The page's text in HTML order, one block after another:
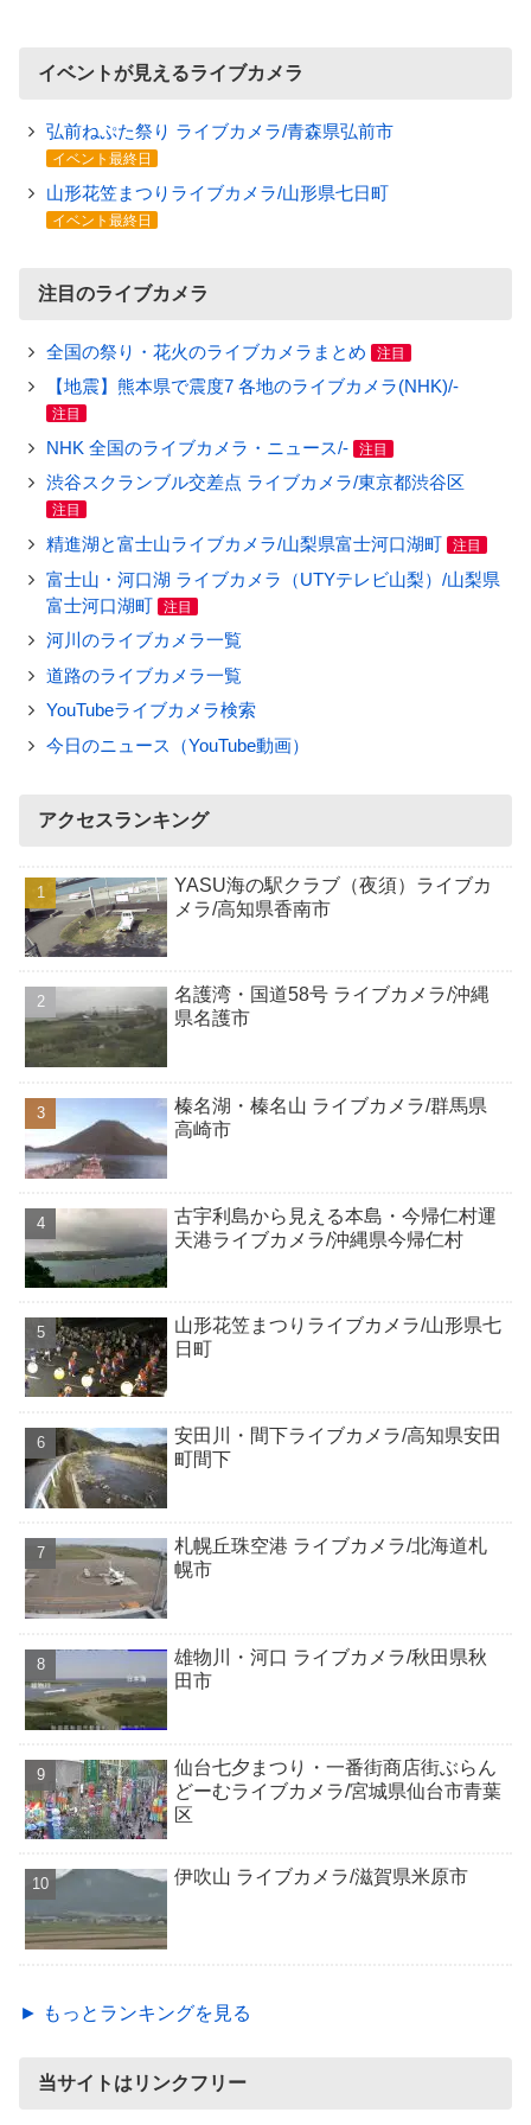
イベントが見えるライブカメラ
弘前ねぷた祭り ライブカメラ/青森県弘前市
イベント最終日
山形花笠まつりライブカメラ/山形県七日町
イベント最終日
注目のライブカメラ
全国の祭り・花火のライブカメラまとめ 注目
【地震】熊本県で震度7 各地のライブカメラ(NHK)/-
注目
NHK 全国のライブカメラ・ニュース/- 注目
渋谷スクランブル交差点 ライブカメラ/東京都渋谷区
注目
精進湖と富士山ライブカメラ/山梨県富士河口湖町 注目
富士山・河口湖 ライブカメラ（UTYテレビ山梨）/山梨県
富士河口湖町
注目
河川のライブカメラ一覧
道路のライブカメラ一覧
YouTubeライブカメラ検索
今日のニュース（YouTube動画）
アクセスランキング
YASU海の駅クラブ（夜須）ライブカ
メラ/高知県香南市
名護湾・国道58号 ライブカメラ/沖縄
県名護市
榛名湖・榛名山 ライブカメラ/群馬県
高崎市
古宇利島から見える本島・今帰仁村運
天港ライブカメラ/沖縄県今帰仁村
山形花笠まつりライブカメラ/山形県七
日町
安田川・間下ライブカメラ/高知県安田
町間下
札幌丘珠空港 ライブカメラ/北海道札
幌市
雄物川・河口 ライブカメラ/秋田県秋
田市
仙台七夕まつり・一番街商店街ぶらん
どーむライブカメラ/宮城県仙台市青葉
区
伊吹山 ライブカメラ/滋賀県米原市
► もっとランキングを見る
当サイトはリンクフリー